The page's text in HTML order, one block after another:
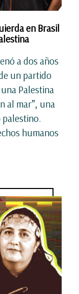
en Brasil
a dos años
un partido
Palestina
al mar”, una
humanos